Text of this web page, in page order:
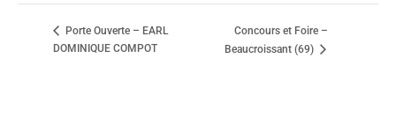
Porte Ouverte – EARL
DOMINIQUE COMPOT
Concours et Foire –
Beaucroissant (69)